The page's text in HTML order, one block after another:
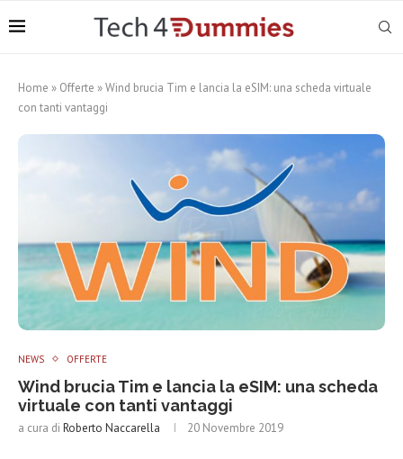
Home » Offerte »Wind brucia Tim e lancia la eSIM: una scheda virtuale
con tanti vantaggi
NEWS OFFERTE
Wind brucia Tim e lancia la eSIM: una scheda
virtuale con tanti vantaggi
a cura di Roberto Naccarella 20 Novembre 2019